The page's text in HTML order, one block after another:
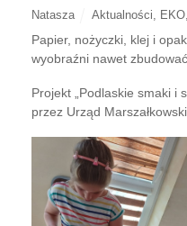
Natasza Aktualności EKO,
Papier, nożyczki, klej i
wyobraźni nawet
Projekt „Podlaskie smaki i
przez Urząd